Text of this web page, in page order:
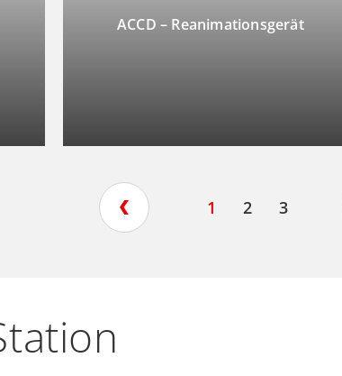
ACCD – Reanimationsgerät
1 2 3